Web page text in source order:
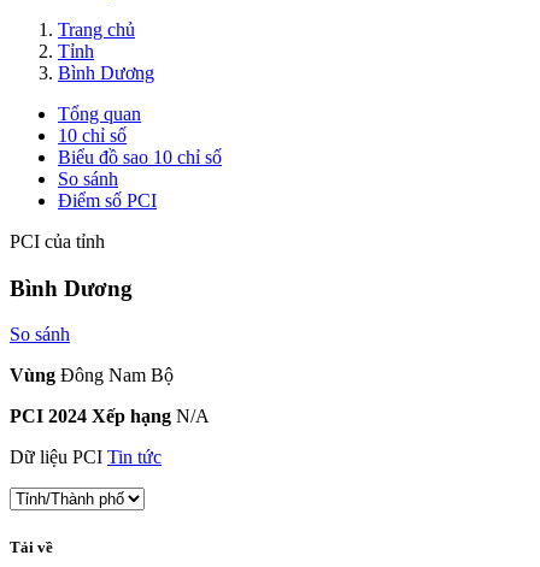
Trang chủ
Tỉnh
Bình Dương
Tổng quan
10 chỉ số
Biểu đồ sao 10 chỉ số
So sánh
Điểm số PCI
PCI của tỉnh
Bình Dương
So sánh
Vùng Đông Nam Bộ
PCI 2024 Xếp hạng N/A
Dữ liệu PCI Tin tức
Tải về